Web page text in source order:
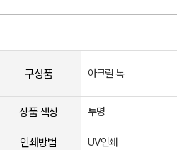
구성품 아크릴 톡
상품 색상 투명
인쇄방법 UV인쇄